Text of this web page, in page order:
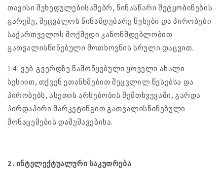
თავისი შეხედულებისამებრ, წინასწარი შეტყობინების
გარეშე, შეცვალოს წინამდებარე წესები და პირობები
საქართველოს მოქმედი კანონმდებლობით
გათვალისწინებული მოთხოვნის სრული დაცვით.
1.4. ვებ-გვერდზე წამოწყებული ყოველი ახალი
სესიით, თქვენ ეთანხმებით შეცვლილ წესებსა და
პირობებს, ასეთის არსებობის შემთხვევაში, გარდა
პირდაპირი მარკეტინგით გათვალისწინებული
მონაცემების დამუშავებისა.
2. ინტელექტუალური საკუთრება